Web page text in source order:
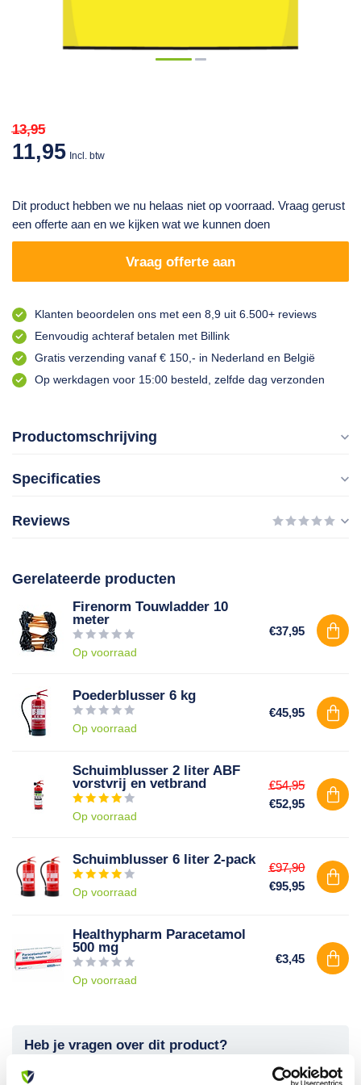
13,95
11,95 Incl. btw
Dit product hebben we nu helaas niet op voorraad. Vraag gerust
een offerte aan en we kijken wat we kunnen doen
Vraag offerte aan
Klanten beoordelen ons met een 8,9 uit 6.500+ reviews
Eenvoudig achteraf betalen met Billink
Gratis verzending vanaf € 150,- in Nederland en België
Op werkdagen voor 15:00 besteld, zelfde dag verzonden
Productomschrijving
Specificaties
Reviews
Gerelateerde producten
Firenorm Touwladder 10
meter
Op voorraad
€37,95
Poederblusser 6 kg
Op voorraad
€45,95
Schuimblusser 2 liter ABF
vorstvrij en vetbrand
Op voorraad
€54,95
€52,95
Schuimblusser 6 liter 2-pack
Op voorraad
€97,90
€95,95
Healthypharm Paracetamol
500 mg
Op voorraad
€3,45
Heb je vragen over dit product?
Of heb je hulp nodig bij je bestelling? Neem contact op met
onze klantenservice. We helpen je graag verder!